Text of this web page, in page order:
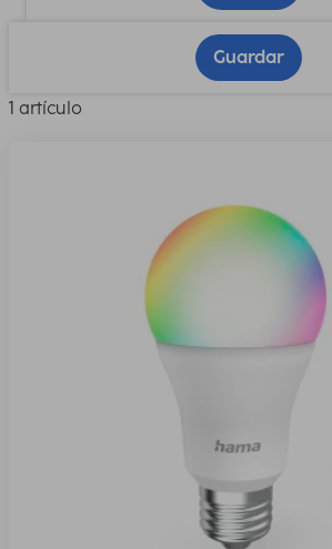
Guardar
1 artículo